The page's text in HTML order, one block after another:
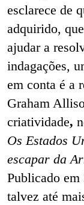
esclarece de
adquirido,
ajudar a
indagações,
em conta é a
Graham
criatividade,
Os Estados
escapar da
Publicado
talvez até